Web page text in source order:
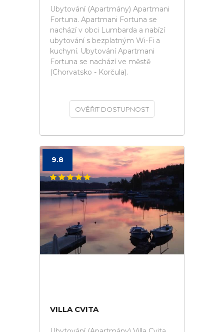
Ubytování (Apartmány) Apartmani
Fortuna. Apartmani Fortuna se
nachází v obci Lumbarda a nabízí
ubytování s bezplatným Wi-Fi a
kuchyní. Ubytování Apartmani
Fortuna se nachází ve městě
(Chorvatsko - Korčula).
OVĚŘIT DOSTUPNOST
9.8
VILLA CVITA